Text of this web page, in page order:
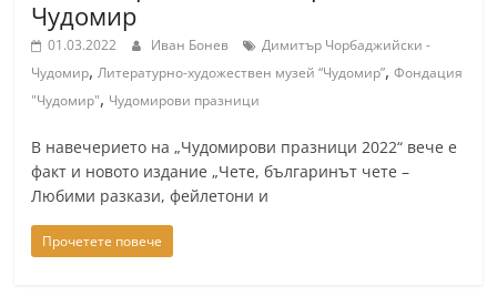
и
о
б
а
с
т
С
Чудомир
01.03.2022 Иван Бонев
Димитър Чорбаджийски -
Чудомир,Литературно-художествен музей “Чудомир”,Фондация
"Чудомир", Чудомирови празници
В навечерието на „Чудомирови празници 2022“ вече е
факт и новото издание „Чете, българинът чете –
Любими разкази, фейлетони и
Прочетете повече